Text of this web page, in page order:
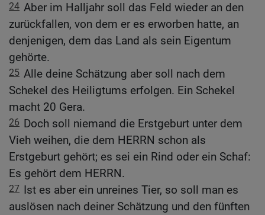
24 Aber im Halljahr soll das Feld wieder an den
zurückfallen, von dem er es erworben hatte, an
denjenigen, dem das Land als sein Eigentum
gehörte.
25 Alle deine Schätzung aber soll nach dem
Schekel des Heiligtums erfolgen. Ein Schekel
macht 20 Gera.
26 Doch soll niemand die Erstgeburt unter dem
Vieh weihen, die dem HERRN schon als
Erstgeburt gehört; es sei ein Rind oder ein Schaf:
Es gehört dem HERRN.
27 Ist es aber ein unreines Tier, so soll man es
auslösen nach deiner Schätzung und den fünften